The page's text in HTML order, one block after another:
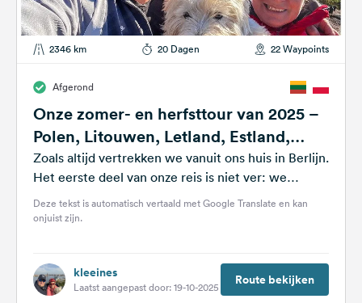
2346 km 20 Dagen 22 Waypoints
Afgerond
Onze zomer- en herfsttour van 2025 –
Polen, Litouwen, Letland, Estland,
Finland, Zweden
Zoals altijd vertrekken we vanuit ons huis in Berlijn.
Het eerste deel van onze reis is niet ver: we
steken...
Deze tekst is automatisch vertaald met Google Translate en kan
onjuist zijn.
kleeines
Laatst aangepast door: 19-10-2025 Route bekijken